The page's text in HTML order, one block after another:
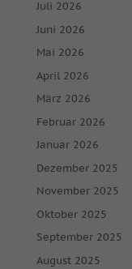
Juli 2026
Juni 2026
Mai 2026
April 2026
März 2026
Februar 2026
Januar 2026
Dezember 2025
November 2025
Oktober 2025
September 2025
August 2025